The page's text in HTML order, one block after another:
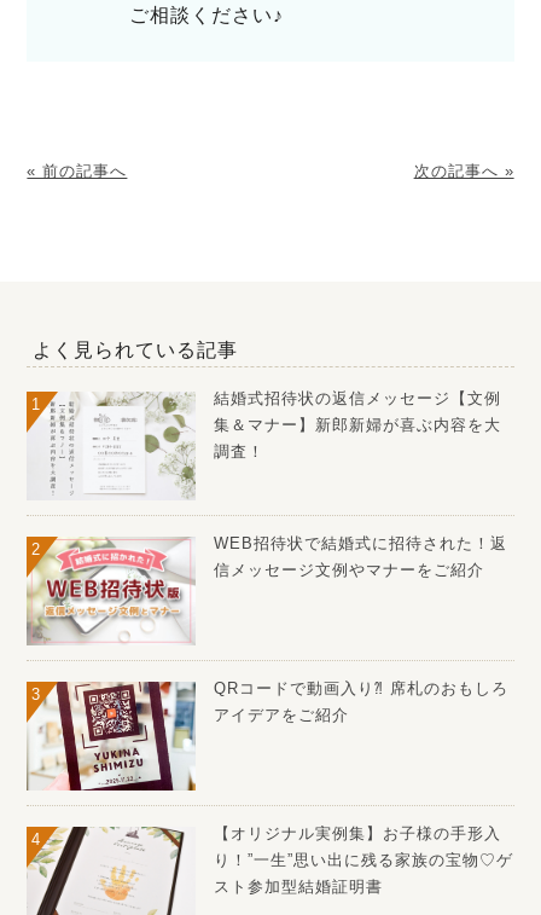
ご相談ください♪
« 前の記事へ 次の記事へ »
よく見られている記事
結婚式招待状の返信メッセージ【文例
集＆マナー】新郎新婦が喜ぶ内容を大
調査！
WEB招待状で結婚式に招待された！返
信メッセージ文例やマナーをご紹介
QRコードで動画入り⁈ 席札のおもしろ
アイデアをご紹介
【オリジナル実例集】お子様の手形入
り！”一生”思い出に残る家族の宝物♡ゲ
スト参加型結婚証明書